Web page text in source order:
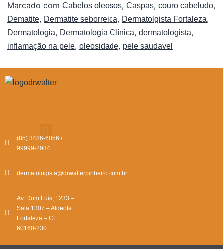
Marcado com Cabelos oleosos, Caspas, couro cabeludo,
Dematite, Dermatite seborreica, Dermatolgista Fortaleza,
Dermatologia, Dermatologia Clínica, dermatologista,
inflamação na pele, oleosidade, pele saudavel
(85) 3486-6056 /
99999-2934
dermatologista@drwalterpinheiro.com.br
Av. Dom Luís, 1233 –
Sala 1307 – Aldeota
Fortaleza – CE,
60160-230